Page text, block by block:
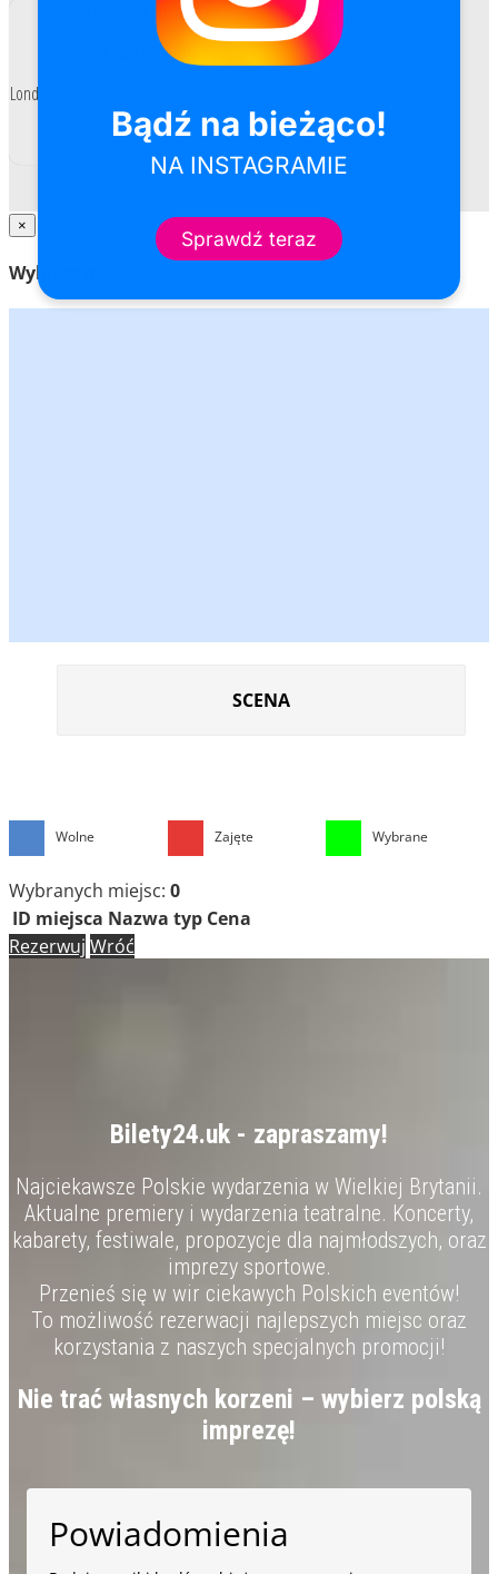
O.S.T.R. w Londynie
Londyn - Brixton Jamm - 2026-09-25 19:00
Kup bilet
×
Wybierz miejsca
SCENA
Wolne Zajęte Wybrane
Wybranych miejsc: 0
ID miejsca Nazwa typ Cena
Rezerwuj Wróć
Bilety24.uk - zapraszamy!
Najciekawsze Polskie wydarzenia w Wielkiej Brytanii.
Aktualne premiery i wydarzenia teatralne. Koncerty,
kabarety, festiwale, propozycje dla najmłodszych, oraz
imprezy sportowe.
Przenieś się w wir ciekawych Polskich eventów!
To możliwość rezerwacji najlepszych miejsc oraz
korzystania z naszych specjalnych promocji!
Nie trać własnych korzeni – wybierz polską
imprezę!
Powiadomienia